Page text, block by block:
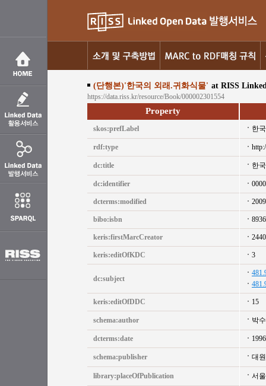
(단행본)'한국의 외래.귀화식물' at RISS
https://data.riss.kr/resource/Book/000002301554
Property
skos:prefLabel 한
rdf:type
dc:title 한
dc:identifier
dcterms:modified
bibo:isbn
keris:firstMarcCreator
keris:editOfKDC 3
dc:subject
keris:editOfDDC 15
schema:author 박
dcterms:date 1996
schema:publisher 대
library:placeOfPublication 서울